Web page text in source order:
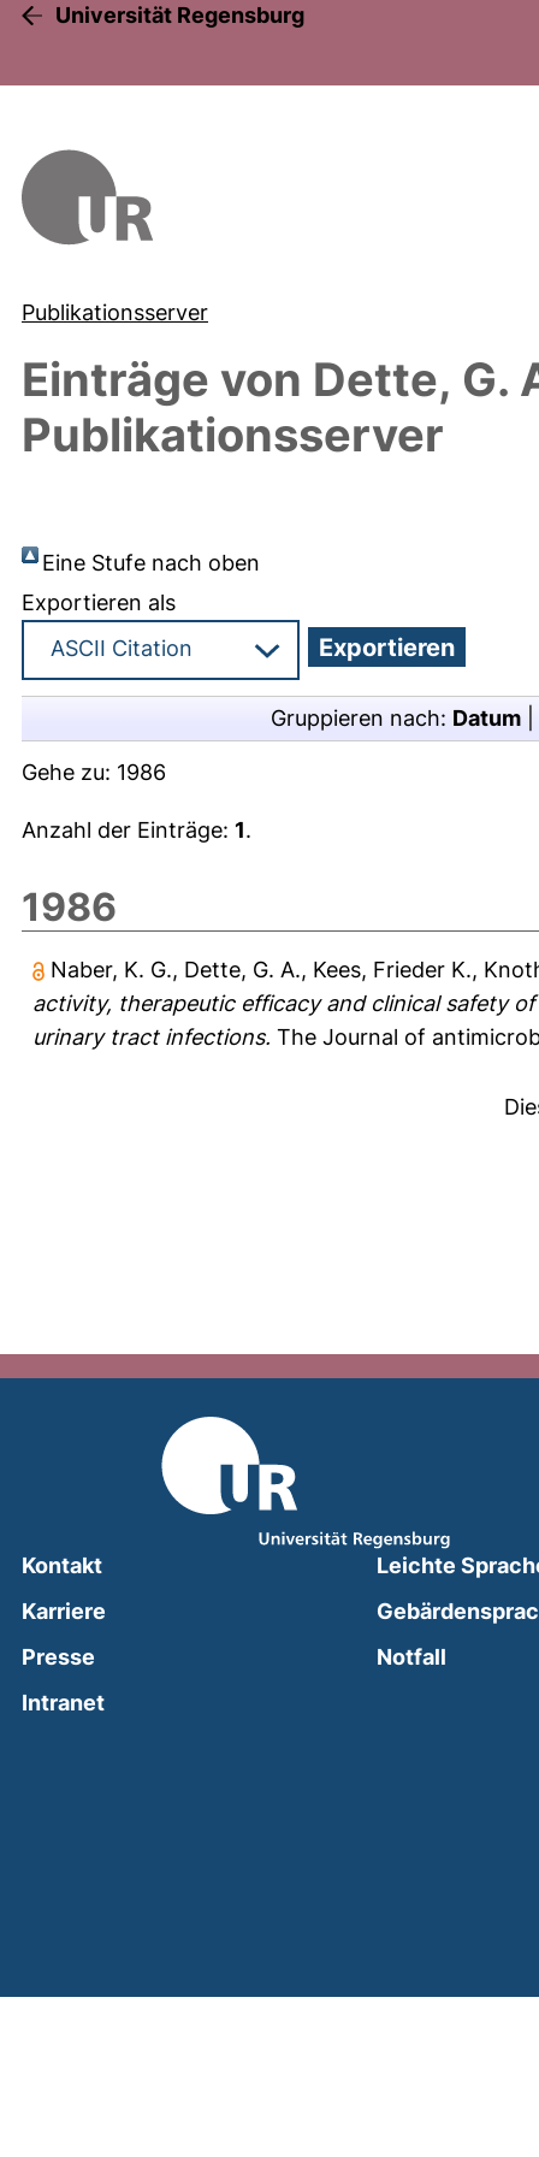
Universität Regensburg
Publikationsserver
Einträge von Dette, G.
Publikationsserver
Eine Stufe nach oben
Exportieren als
Gruppieren nach: Datum
Gehe zu: 1986
Anzahl der Einträge: 1.
1986
Naber, K. G., Dette, G. A., Kees, Frieder K.,
activity, therapeutic efficacy and clinical safety
urinary tract infections. The Journal of
Kontakt
Karriere
Presse
Intranet(external link, opens in a new window)
Leichte
Notfall